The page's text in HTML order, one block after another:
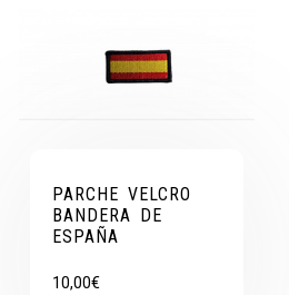
PARCHE VELCRO
BANDERA DE
ESPAÑA
10,00€